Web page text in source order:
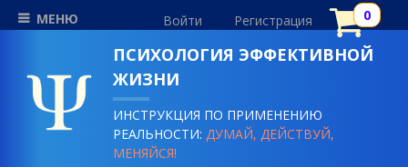
МЕНЮ Войти Регистрация
ПСИХОЛОГИЯ ЭФФЕКТИВНОЙ
ЖИЗНИ
ИНСТРУКЦИЯ ПО ПРИМЕНЕНИЮ
РЕАЛЬНОСТИ:ДУМАЙ, ДЕЙСТВУЙ,
МЕНЯЙСЯ!